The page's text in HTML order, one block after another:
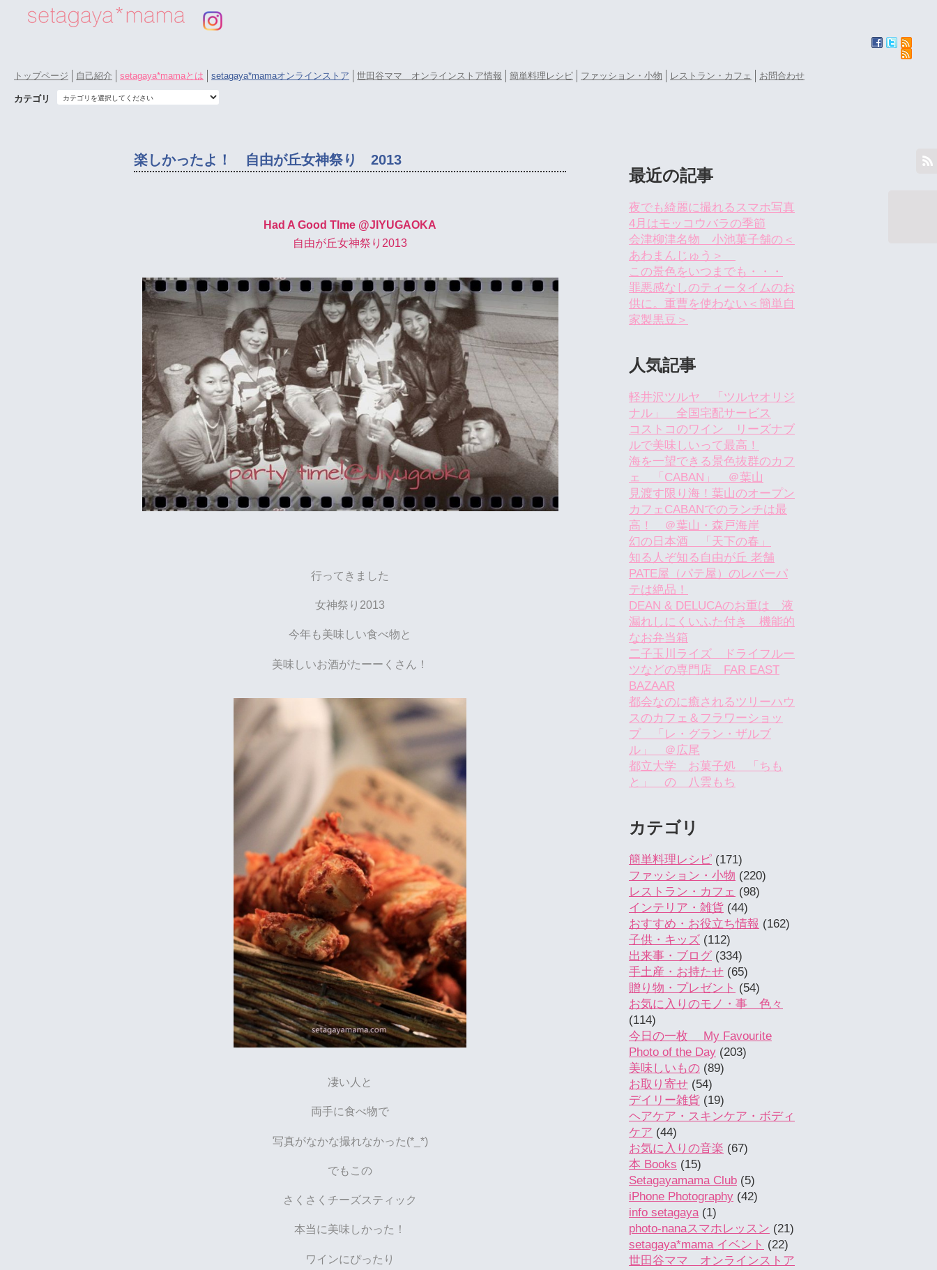
トップページ 自己紹介 setagaya*mamaとは setagaya*mamaオンラインストア 世田谷ママ オンラインストア情報 簡単料理レシピ ファッション・小物 レストラン・カフェ お問合わせ
カテゴリ
楽しかったよ！ 自由が丘女神祭り 2013
Had A Good TIme @JIYUGAOKA
自由が丘女神祭り2013
行ってきました
女神祭り2013
今年も美味しい食べ物と
美味しいお酒がたーーくさん！
凄い人と
両手に食べ物で
写真がなかな撮れなかった(*_*)
でもこの
さくさくチーズスティック
本当に美味しかった！
ワインにぴったり
最近の記事
夜でも綺麗に撮れるスマホ写真
4月はモッコウバラの季節
会津柳津名物 小池菓子舗の＜
あわまんじゅう＞
この景色をいつまでも・・・
罪悪感なしのティータイムのお
供に。重曹を使わない＜簡単自
家製黒豆＞
人気記事
軽井沢ツルヤ 「ツルヤオリジ
ナル」 全国宅配サービス
コストコのワイン リーズナブ
ルで美味しいって最高！
海を一望できる景色抜群のカフ
ェ 「CABAN」 ＠葉山
見渡す限り海！葉山のオープン
カフェCABANでのランチは最
高！ ＠葉山・森戸海岸
幻の日本酒 「天下の春」
知る人ぞ知る自由が丘 老舗
PATE屋（パテ屋）のレバーパ
テは絶品！
DEAN & DELUCAのお重は 液
漏れしにくいふた付き 機能的
なお弁当箱
二子玉川ライズ ドライフルー
ツなどの専門店 FAR EAST
BAZAAR
都会なのに癒されるツリーハウ
スのカフェ＆フラワーショッ
プ 「レ・グラン・ザルブ
ル」 ＠広尾
都立大学 お菓子処 「ちも
と」 の 八雲もち
カテゴリ
簡単料理レシピ (171)
ファッション・小物 (220)
レストラン・カフェ (98)
インテリア・雑貨 (44)
おすすめ・お役立ち情報 (162)
子供・キッズ (112)
出来事・ブログ (334)
手土産・お持たせ (65)
贈り物・プレゼント (54)
お気に入りのモノ・事 色々
(114)
今日の一枚 My Favourite
Photo of the Day (203)
美味しいもの (89)
お取り寄せ (54)
デイリー雑貨 (19)
ヘアケア・スキンケア・ボディ
ケア (44)
お気に入りの音楽 (67)
本 Books (15)
Setagayamama Club (5)
iPhone Photography (42)
info setagaya(1)
photo-nanaスマホレッスン (21)
setagaya*mama イベント (22)
世田谷ママ オンラインストア